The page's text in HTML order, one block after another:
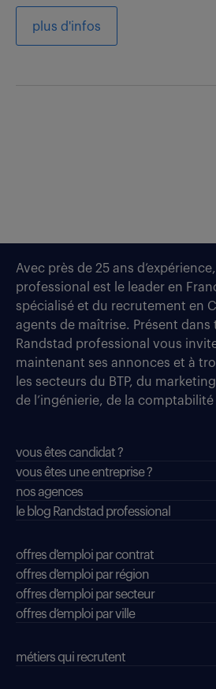
plus d'infos
Avec près de 25 ans
professional est le leader en
spécialisé et du recrutement en
agents de maîtrise. Présent dans
Randstad professional vous
maintenant ses annonces et à
les secteurs du BTP, du
de l’ingénierie, de la
vous êtes candidat ?
vous êtes une entreprise ?
nos agences
le blog Randstad professional
offres d'emploi par contrat
offres d'emploi par région
offres d'emploi par secteur
offres d’emploi par ville
métiers qui recrutent